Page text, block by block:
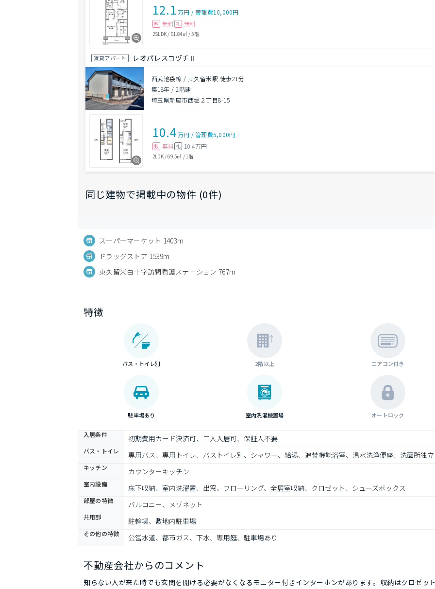
12.1 万円 /管理費10,000円
敷 無料 礼 無料
2SLDK / 61.84㎡/5階
賃貸アパート レオパレスコヅチⅡ
西武池袋線 / 東久留米駅 徒歩21分
築18年 /2階建
埼玉県新座市西堀２丁目8-15
10.4万円 /管理費5,000円
敷 無料 礼 10.4万円
2LDK/69.5㎡ / 1階
同じ建物で掲載中の物件 (0件)
スーパーマーケット 1403m
ドラッグストア 1539m
東久留米白十字訪問看護ステーション 767m
特徴
バス・トイレ別 2階以上 エアコン付き
駐車場あり 室内洗濯機置場 オートロック
入居条件 初期費用カード決済可、二人入居可、保証人不要
バス・トイレ 専用バス、専用トイレ、バストイレ別、シャワー、給湯、追焚機能浴室、温水洗浄便座、洗面所独立
キッチン カウンターキッチン
室内設備 床下収納、室内洗濯置、出窓、フローリング、全居室収納、クロゼット、シューズボックス
部屋の特徴 バルコニー、メゾネット
共用部 駐輪場、敷地内駐車場
その他の特徴 公営水道、都市ガス、下水、専用庭、駐車場あり
不動産会社からのコメント
知らない人が来た時でも玄関を開ける必要がなくなるモニター付きインターホンがあります。収納はクロゼット